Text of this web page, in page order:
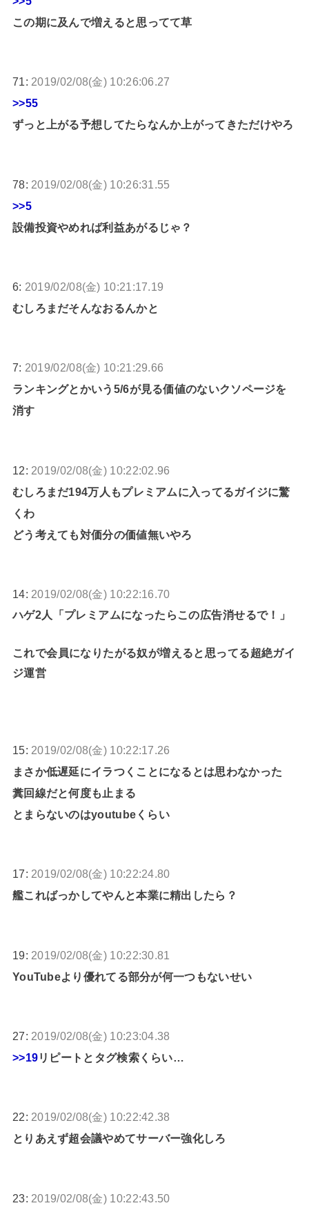
この期に及んで増えると思ってて草
71: 2019/02/08(金) 10:26:06.27
>>55
ずっと上がる予想してたらなんか上がってきただけやろ
78: 2019/02/08(金) 10:26:31.55
>>5
設備投資やめれば利益あがるじゃ？
6: 2019/02/08(金) 10:21:17.19
むしろまだそんなおるんかと
7: 2019/02/08(金) 10:21:29.66
ランキングとかいう5/6が見る価値のないクソページを
消す
12: 2019/02/08(金) 10:22:02.96
むしろまだ194万人もプレミアムに入ってるガイジに驚
くわ
どう考えても対価分の価値無いやろ
14: 2019/02/08(金) 10:22:16.70
ハゲ2人「プレミアムになったらこの広告消せるで！」
これで会員になりたがる奴が増えると思ってる超絶ガイ
ジ運営
15: 2019/02/08(金) 10:22:17.26
まさか低遅延にイラつくことになるとは思わなかった
糞回線だと何度も止まる
とまらないのはyoutubeくらい
17: 2019/02/08(金) 10:22:24.80
艦こればっかしてやんと本業に精出したら？
19: 2019/02/08(金) 10:22:30.81
YouTubeより優れてる部分が何一つもないせい
27: 2019/02/08(金) 10:23:04.38
>>19リピートとタグ検索くらい…
22: 2019/02/08(金) 10:22:42.38
とりあえず超会議やめてサーバー強化しろ
23: 2019/02/08(金) 10:22:43.50